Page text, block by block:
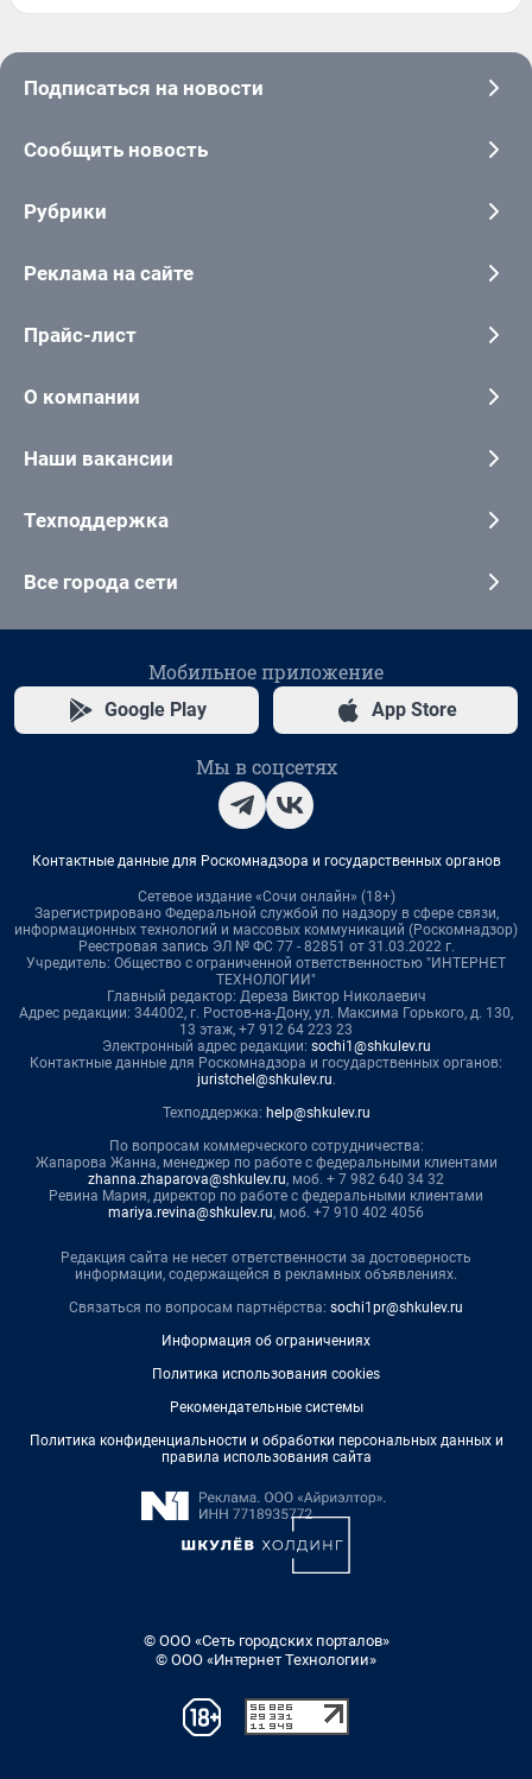
Подписаться на новости
Сообщить новость
Рубрики
Реклама на сайте
Прайс-лист
О компании
Наши вакансии
Техподдержка
Все города сети
Мобильное приложение
Google Play App Store
Мы в соцсетях
Контактные данные для Роскомнадзора и государственных органов
Сетевое издание «Сочи онлайн» (18+)
Зарегистрировано Федеральной службой по надзору в сфере связи,
информационных технологий и массовых коммуникаций (Роскомнадзор)
Реестровая запись ЭЛ № ФС 77 - 82851 от 31.03.2022 г.
Учредитель: Общество с ограниченной ответственностью "ИНТЕРНЕТ
ТЕХНОЛОГИИ"
Главный редактор: Дереза Виктор Николаевич
Адрес редакции: 344002, г. Ростов-на-Дону, ул. Максима Горького, д. 130,
13 этаж, +7 912 64 223 23
Электронный адрес редакции: sochi1@shkulev.ru
Контактные данные для Роскомнадзора и государственных органов:
juristchel@shkulev.ru.
Техподдержка: help@shkulev.ru
По вопросам коммерческого сотрудничества:
Жапарова Жанна, менеджер по работе с федеральными клиентами
zhanna.zhaparova@shkulev.ru, моб. + 7 982 640 34 32
Ревина Мария, директор по работе с федеральными клиентами
mariya.revina@shkulev.ru, моб. +7 910 402 4056
Редакция сайта не несет ответственности за достоверность
информации, содержащейся в рекламных объявлениях.
Связаться по вопросам партнёрства: sochi1pr@shkulev.ru
Информация об ограничениях
Политика использования cookies
Рекомендательные системы
Политика конфиденциальности и обработки персональных данных и
правила использования сайта
© ООО «Сеть городских порталов»
© ООО «Интернет Технологии»